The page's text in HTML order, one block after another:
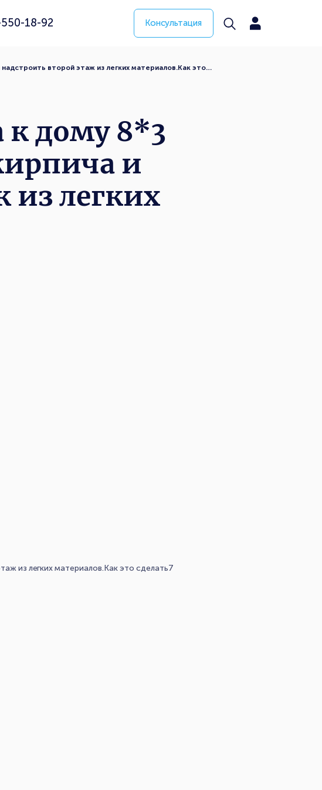
18-92 Консультация
второй этаж из легких материалов.Как это…
к дому 8*3
и
из легких
из легких материалов.Как это сделать7